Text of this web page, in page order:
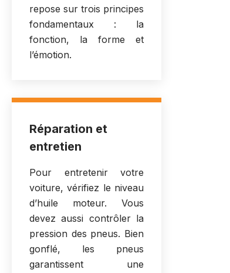
repose sur trois principes
fondamentaux : la
fonction, la forme et
l’émotion.
Réparation et
entretien
Pour entretenir votre
voiture, vérifiez le niveau
d’huile moteur. Vous
devez aussi contrôler la
pression des pneus. Bien
gonflé, les pneus
garantissent une